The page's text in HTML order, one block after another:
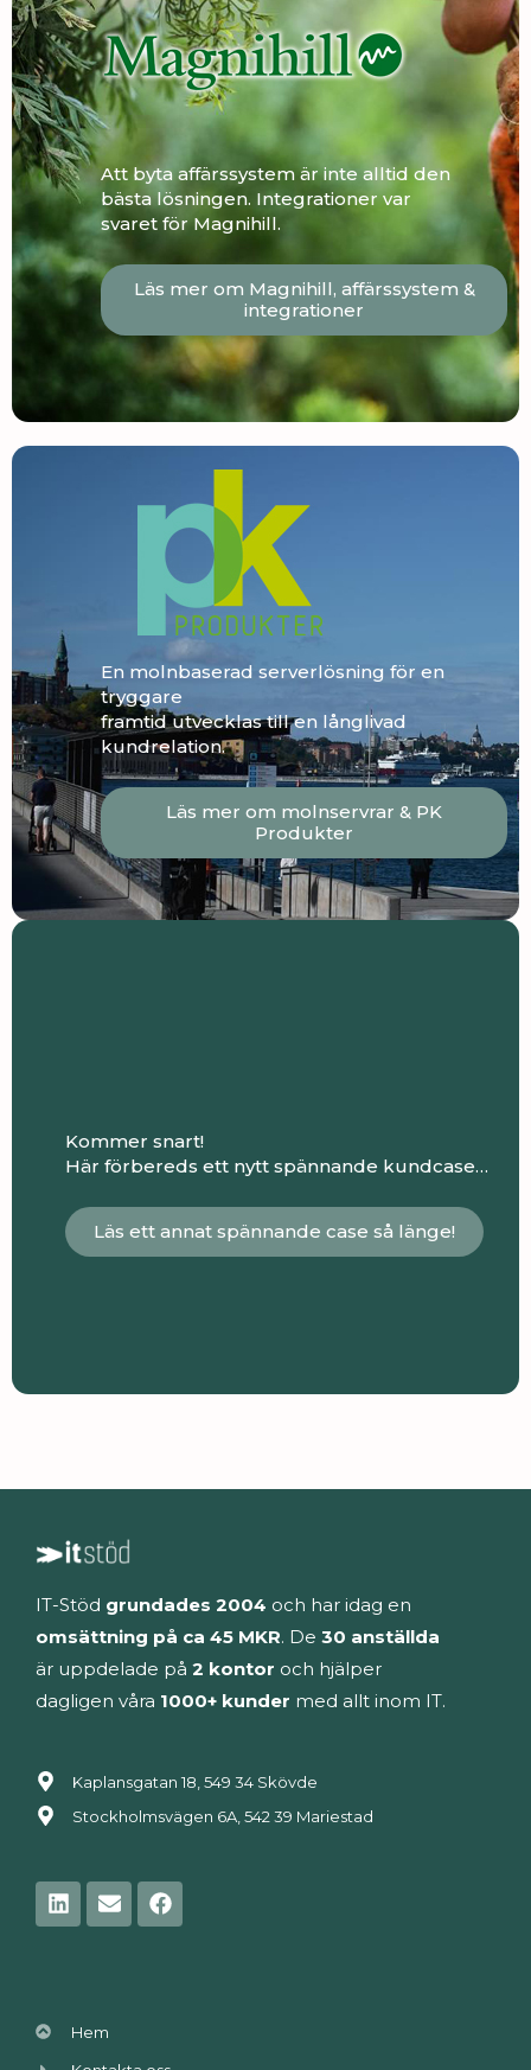
Att byta affärssystem är inte alltid den
bästa lösningen. Integrationer var
svaret för Magnihill.
Läs mer om Magnihill, affärssystem &
integrationer
En molnbaserad serverlösning för en
tryggare
framtid utvecklas till en långlivad
kundrelation.
Läs mer om molnservrar & PK
Produkter
Kommer snart!
Här förbereds ett nytt spännande kundcase…
Läs ett annat spännande case så länge!
IT-Stöd grundades 2004 och har idag en
omsättning på ca 45 MKR. De 30 anställda
är uppdelade på 2 kontor och hjälper
dagligen våra 1000+ kunder med allt inom IT.
Kaplansgatan 18, 549 34 Skövde
Stockholmsvägen 6A, 542 39 Mariestad
LinkedinEnvelopeFacebook
Hem